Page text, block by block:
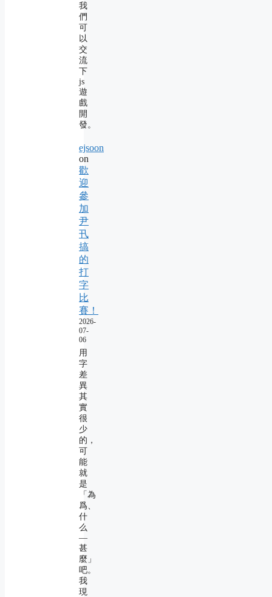
我
們
可
以
交
流
下
js
遊
戲
開
發。
ejsoon
on
歡
迎
參
加
尹
卂
搞
的
打
字
比
賽！
2026-
07-
06
用
字
差
異
其
實
很
少
的，
可
能
就
是
「為
爲、
什
么
―
甚
麼」
吧。
我
現